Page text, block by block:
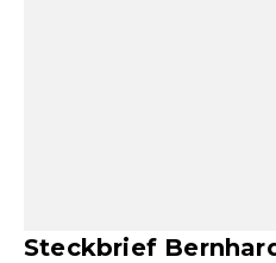
Steckbrief